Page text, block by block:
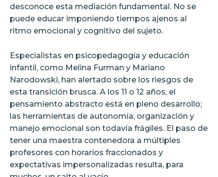
desconoce esta mediación fundamental. No se
puede educar imponiendo tiempos ajenos al
ritmo emocional y cognitivo del sujeto.
Especialistas en psicopedagogía y educación
infantil, como Melina Furman y Mariano
Narodowski, han alertado sobre los riesgos de
esta transición brusca. A los 11 o 12 años, el
pensamiento abstracto está en pleno desarrollo;
las herramientas de autonomía, organización y
manejo emocional son todavía frágiles. El paso de
tener una maestra contenedora a múltiples
profesores con horarios fraccionados y
expectativas impersonalizadas resulta, para